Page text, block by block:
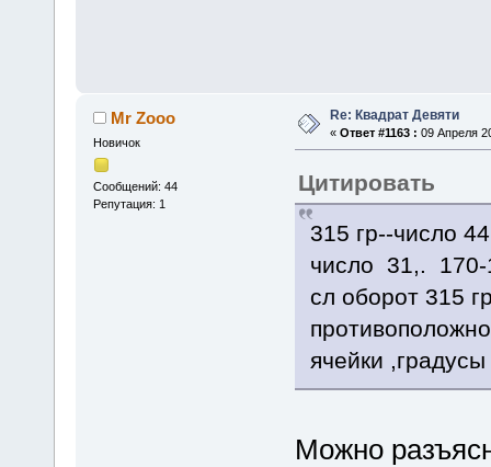
Mr Zooo
Новичок
Сообщений: 44
Репутация: 1
Re: Квадрат Девяти
« Ответ #1163 : 09 Апреля
Цитировать
315 гр--
число 31,. 170-
сл оборот
ячейки
Можно